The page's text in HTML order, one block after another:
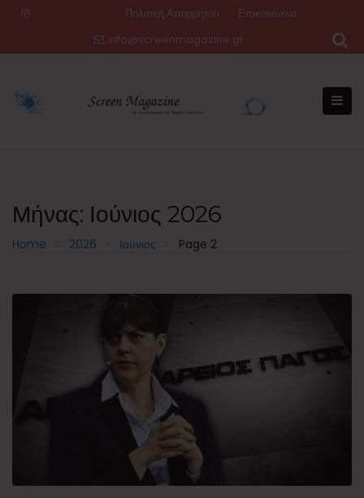
Πολιτική Απορρήτου
Επικοινωνία
info@screenmagazine.gr
Μήνας: Ιούνιος 2026
Home 2026 Ιούνιος Page 2